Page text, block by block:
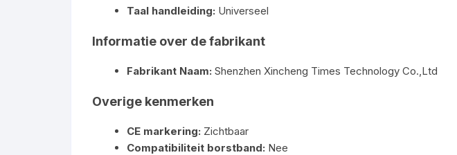
Taal handleiding: Universeel
Informatie over de fabrikant
Fabrikant Naam: Shenzhen Xincheng Times Technology Co.,Ltd
Overige kenmerken
CE markering: Zichtbaar
Compatibiliteit borstband: Nee